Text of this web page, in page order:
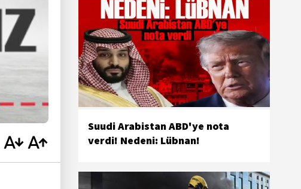
Suudi Arabistan ABD'ye nota
verdi! Nedeni: Lübnan!